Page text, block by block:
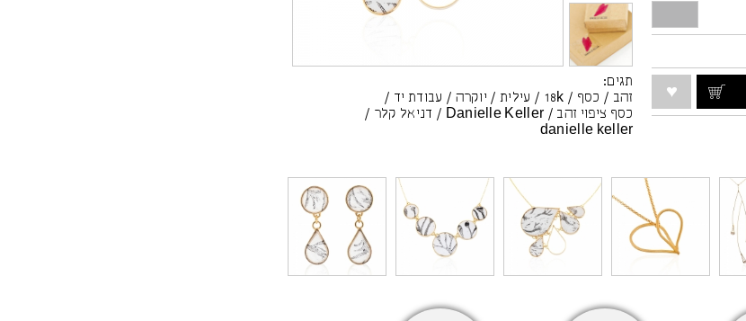
תגים:
זהב / כסף /
18k
/ עילית/ יוקרה / עבודת יד /
כסף ציפוי זהב /
Danielle Keller
/ דניאל קלר /
danielle keller